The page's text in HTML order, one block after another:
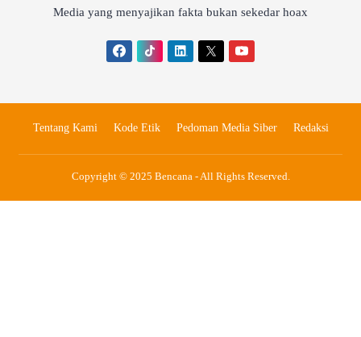
Media yang menyajikan fakta bukan sekedar hoax
Tentang Kami Kode Etik Pedoman Media Siber Redaksi
Copyright © 2025 Bencana - All Rights Reserved.